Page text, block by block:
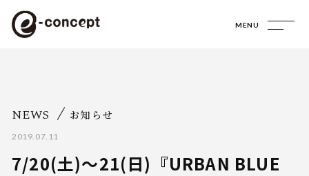
MENU
NEWS お知らせ
2019.07.11
7/20(土)〜21(日)『URBAN BLUE